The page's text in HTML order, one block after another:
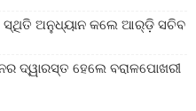
ଅନୁଧ୍ୟାନ କଲେ ଆର୍‌ଡ଼ି ସଚିବ
ଦ୍ୱାରସ୍ତ ହେଲେ ବରାଳପୋଖରୀ